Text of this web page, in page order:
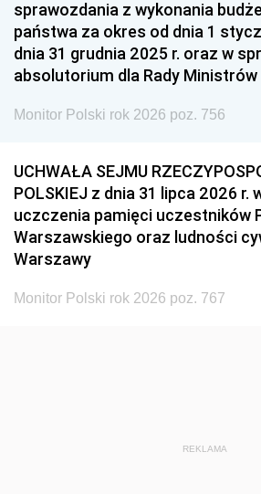
1951 1950
1948 1947
1939 1938
sprawozdania z wykonania
państwa za okres od dnia 1
dnia 31 grudnia 2025 r. oraz w
absolutorium dla Rady Ministrów
Monitor Polski rok 2026 poz. 756
UCHWAŁA SEJMU
POLSKIEJ z dnia 31 lipca 2026 r.
uczczenia pamięci uczestników
Warszawskiego oraz ludności
Warszawy
Monitor Polski rok 2026 poz. 767
REKLAMA